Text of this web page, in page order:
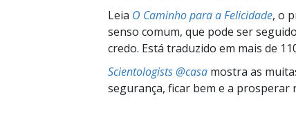
Leia O Caminho para a Felicidade, o
senso comum, que pode ser
credo. Está traduzido em mais de
Scientologists @casa mostra as
segurança, ficar bem e a prosperar